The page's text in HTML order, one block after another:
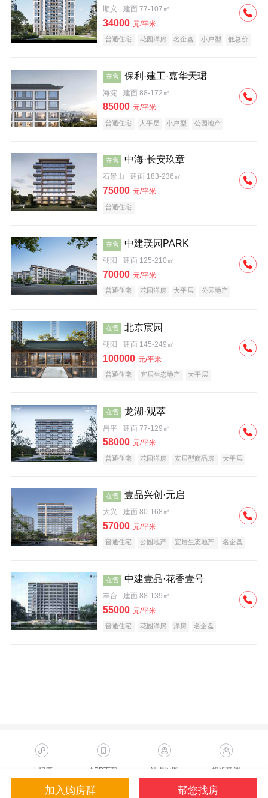
顺义 建面 77-107㎡
34000 元/平米
普通住宅 花园洋房 名企盘 小户型 低总价
在售 保利·建工·嘉华天珺
海淀 建面 88-172㎡
85000 元/平米
普通住宅 大平层 小户型
公园地产
在售 中海·长安玖章
石景山 建面 183-236㎡
75000 元/平米
普通住宅
在售 中建璞园PARK
朝阳 建面 125-210㎡
70000 元/平米
普通住宅 花园洋房 大平层
公园地产
在售 北京宸园
朝阳 建面 145-249㎡
100000 元/平米
普通住宅 宜居生态地产 大平层
在售 龙湖·观萃
昌平 建面 77-129㎡
58000 元/平米
普通住宅 花园洋房 安居型商品房
大平层
在售 壹品兴创·元启
大兴 建面 80-168㎡
57000 元/平米
普通住宅 公园地产 宜居生态地产 名企盘
在售 中建壹品·花香壹号
丰台 建面 88-139㎡
55000 元/平米
普通住宅 花园洋房 洋房 名企盘
加入购房群 帮您找房
小程序 APP下载 站点地图 投诉建议